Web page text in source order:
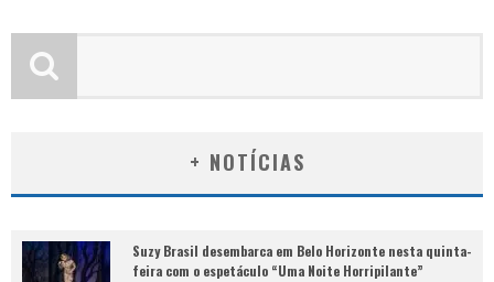
+ NOTÍCIAS
Suzy Brasil desembarca em Belo Horizonte nesta quinta-
feira com o espetáculo “Uma Noite Horripilante”